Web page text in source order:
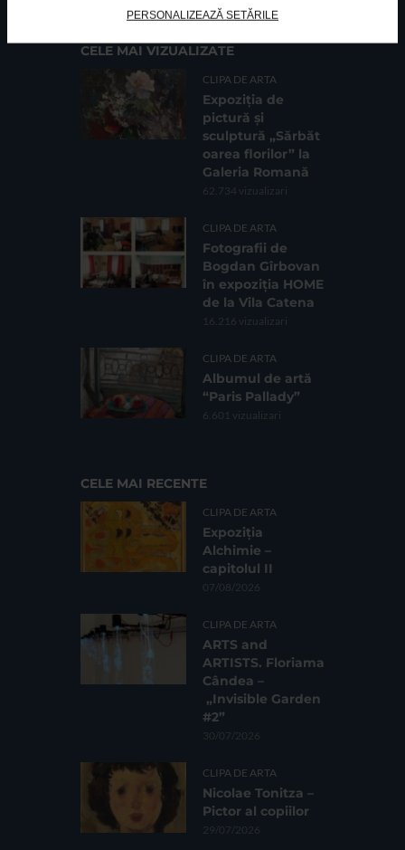
PERSONALIZEAZĂ SETĂRILE
CELE MAI VIZUALIZATE
CLIPA DE ARTA
Expoziția de
pictură și
sculptură „Sărbăt
oarea florilor” la
Galeria Romană
62.734 vizualizari
CLIPA DE ARTA
Fotografii de
Bogdan Gîrbovan
în expoziția HOME
de la Vila Catena
16.216 vizualizari
CLIPA DE ARTA
Albumul de artă
“Paris Pallady”
6.601 vizualizari
CELE MAI RECENTE
CLIPA DE ARTA
Expoziția
Alchimie –
capitolul II
07/08/2026
CLIPA DE ARTA
ARTS and
ARTISTS. Floriama
Cândea –
„Invisible Garden
#2”
30/07/2026
CLIPA DE ARTA
Nicolae Tonitza –
Pictor al copiilor
29/07/2026